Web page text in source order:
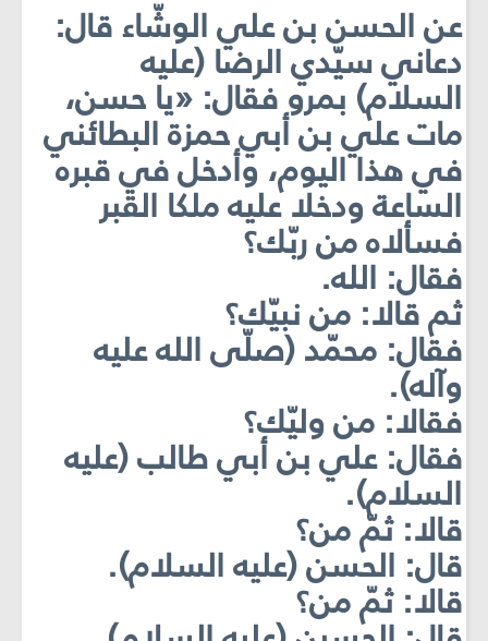
عن الحسن بن علي الوشّاء قال:
دعاني سيّدي الرضا (عليه
السلام) بمرو فقال: «يا حسن،
مات علي بن أبي حمزة البطائني
في هذا اليوم، وأدخل في قبره
الساعة ودخلا عليه ملكا القبر
فسألاه من ربّك؟
فقال: الله.
ثم قالا: من نبيّك؟
فقال: محمّد (صلّى الله عليه
وآله).
فقالا: من وليّك؟
فقال: علي بن أبي طالب (عليه
السلام).
قالا: ثمّ من؟
قال: الحسن (عليه السلام).
قالا: ثمّ من؟